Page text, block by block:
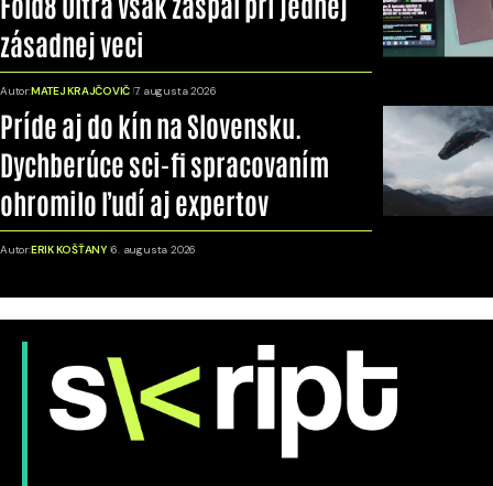
zásadnej veci
Autor:MATEJ KRAJČOVIČ 7. augusta 2026
Príde aj do kín na Slovensku.
Dychberúce sci-fi spracovaním
ohromilo ľudí aj expertov
Autor:ERIK KOŠŤANY 6. augusta 2026